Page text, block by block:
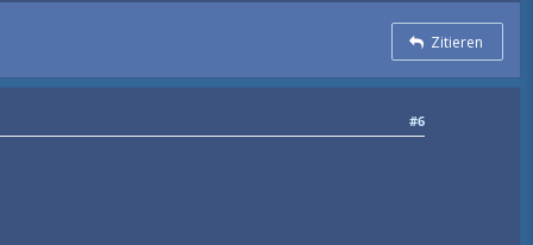
Zitieren
#6